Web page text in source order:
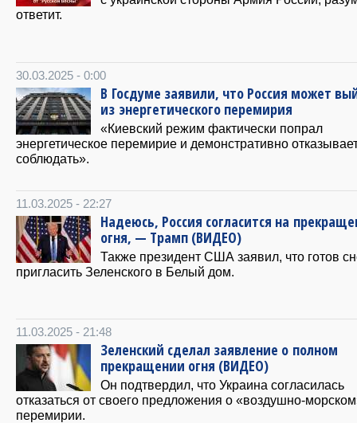
ответит.
30.03.2025 - 0:00
В Госдуме заявили, что Россия может
из энергетического перемирия
«Киевский режим фактически попрал
энергетическое перемирие и демонстративно
соблюдать».
11.03.2025 - 22:27
Надеюсь, Россия согласится на
огня, — Трамп (ВИДЕО)
Также президент США заявил, что готов
пригласить Зеленского в Белый дом.
11.03.2025 - 21:48
Зеленский сделал заявление о полном
прекращении огня (ВИДЕО)
Он подтвердил, что Украина согласилась
отказаться от своего предложения о «воздушно-
перемирии.